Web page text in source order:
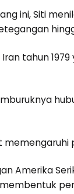
ini, Siti
tahun
Amerika